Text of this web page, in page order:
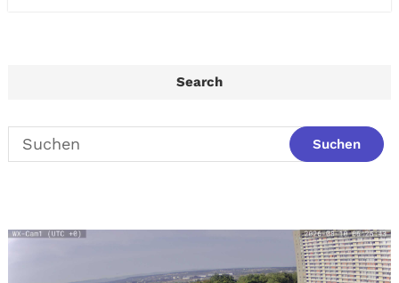
Search